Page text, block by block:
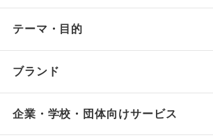
テーマ・目的
ブランド
企業・学校・団体向けサービス